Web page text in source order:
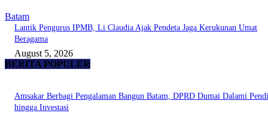
Batam
Lantik Pengurus IPMB, Li Claudia Ajak Pendeta Jaga Kerukunan Umat
Beragama
August 5, 2026
BERITA POPULER
Amsakar Berbagi Pengalaman Bangun Batam, DPRD Dumai Dalami
hingga Investasi